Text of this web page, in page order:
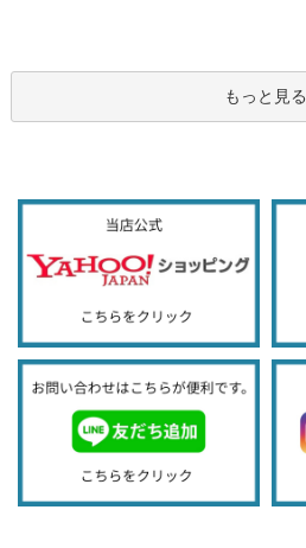
もっと見る